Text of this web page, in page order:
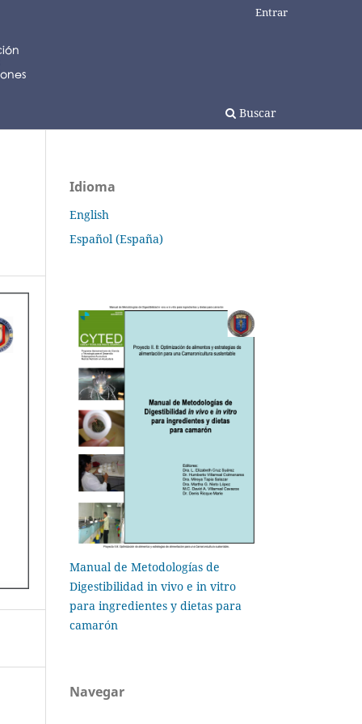
Buscar
Entrar
Idioma
English
Español (España)
Manual de Metodologías de
Digestibilidad in vivo e in vitro
para ingredientes y dietas para
camarón
Navegar